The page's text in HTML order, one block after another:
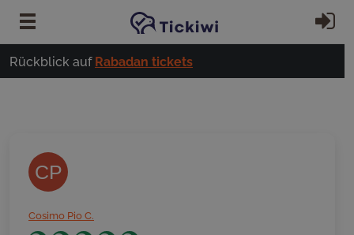
Zum Hauptinhalt springen
Rückblick auf Rabadan tickets
CP
Cosimo Pio C.